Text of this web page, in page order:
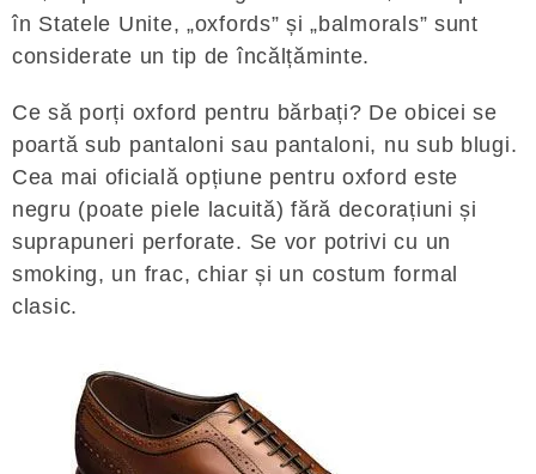
în Statele Unite, „oxfords” și „balmorals” sunt
considerate un tip de încălțăminte.
Ce să porți oxford pentru bărbați? De obicei se
poartă sub pantaloni sau pantaloni, nu sub blugi.
Cea mai oficială opțiune pentru oxford este
negru (poate piele lacuită) fără decorațiuni și
suprapuneri perforate. Se vor potrivi cu un
smoking, un frac, chiar și un costum formal
clasic.